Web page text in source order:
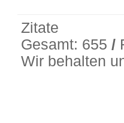
Zitate
Gesamt: 655/
Wir behalten